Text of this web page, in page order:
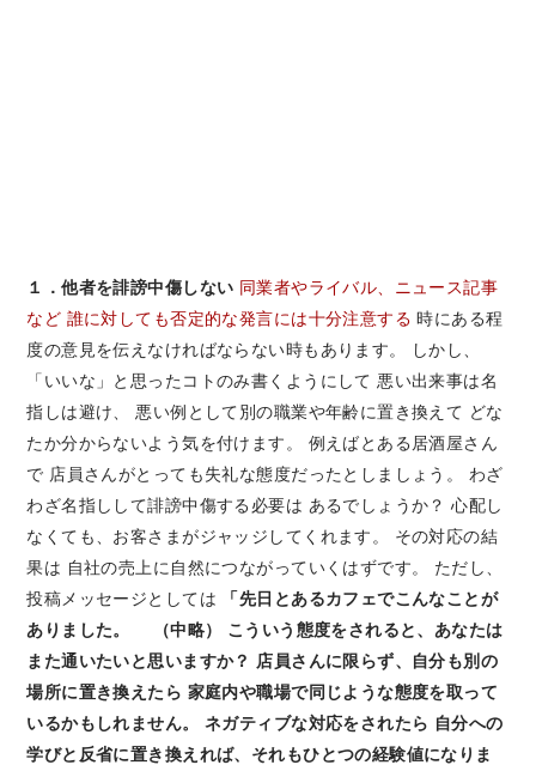
１．他者を誹謗中傷しない 同業者やライバル、ニュース記事
など 誰に対しても否定的な発言には十分注意する 時にある程
度の意見を伝えなければならない時もあります。 しかし、
「いいな」と思ったコトのみ書くようにして 悪い出来事は名
指しは避け、 悪い例として別の職業や年齢に置き換えて どな
たか分からないよう気を付けます。 例えばとある居酒屋さん
で 店員さんがとっても失礼な態度だったとしましょう。 わざ
わざ名指しして誹謗中傷する必要は あるでしょうか？ 心配し
なくても、お客さまがジャッジしてくれます。 その対応の結
果は 自社の売上に自然につながっていくはずです。 ただし、
投稿メッセージとしては
「先日とあるカフェでこんなことが
ありました。
（中略）
こういう態度をされると、あなたは
また通いたいと思いますか？ 店員さんに限らず、自分も別の
場所に置き換えたら 家庭内や職場で同じような態度を取って
いるかもしれません。
ネガティブな対応をされたら 自分への
学びと反省に置き換えれば、それもひとつの経験値になりま